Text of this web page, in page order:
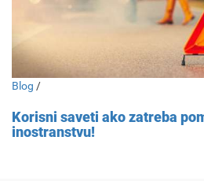
Blog /
Korisni saveti ako zatreba
inostranstvu!